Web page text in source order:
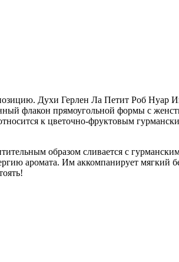
Духи Герлен Ла Петит Роб Нуар
флакон прямоугольной формы с
к цветочно-фруктовым
образом сливается с
аромата. Им аккомпанирует мягкий